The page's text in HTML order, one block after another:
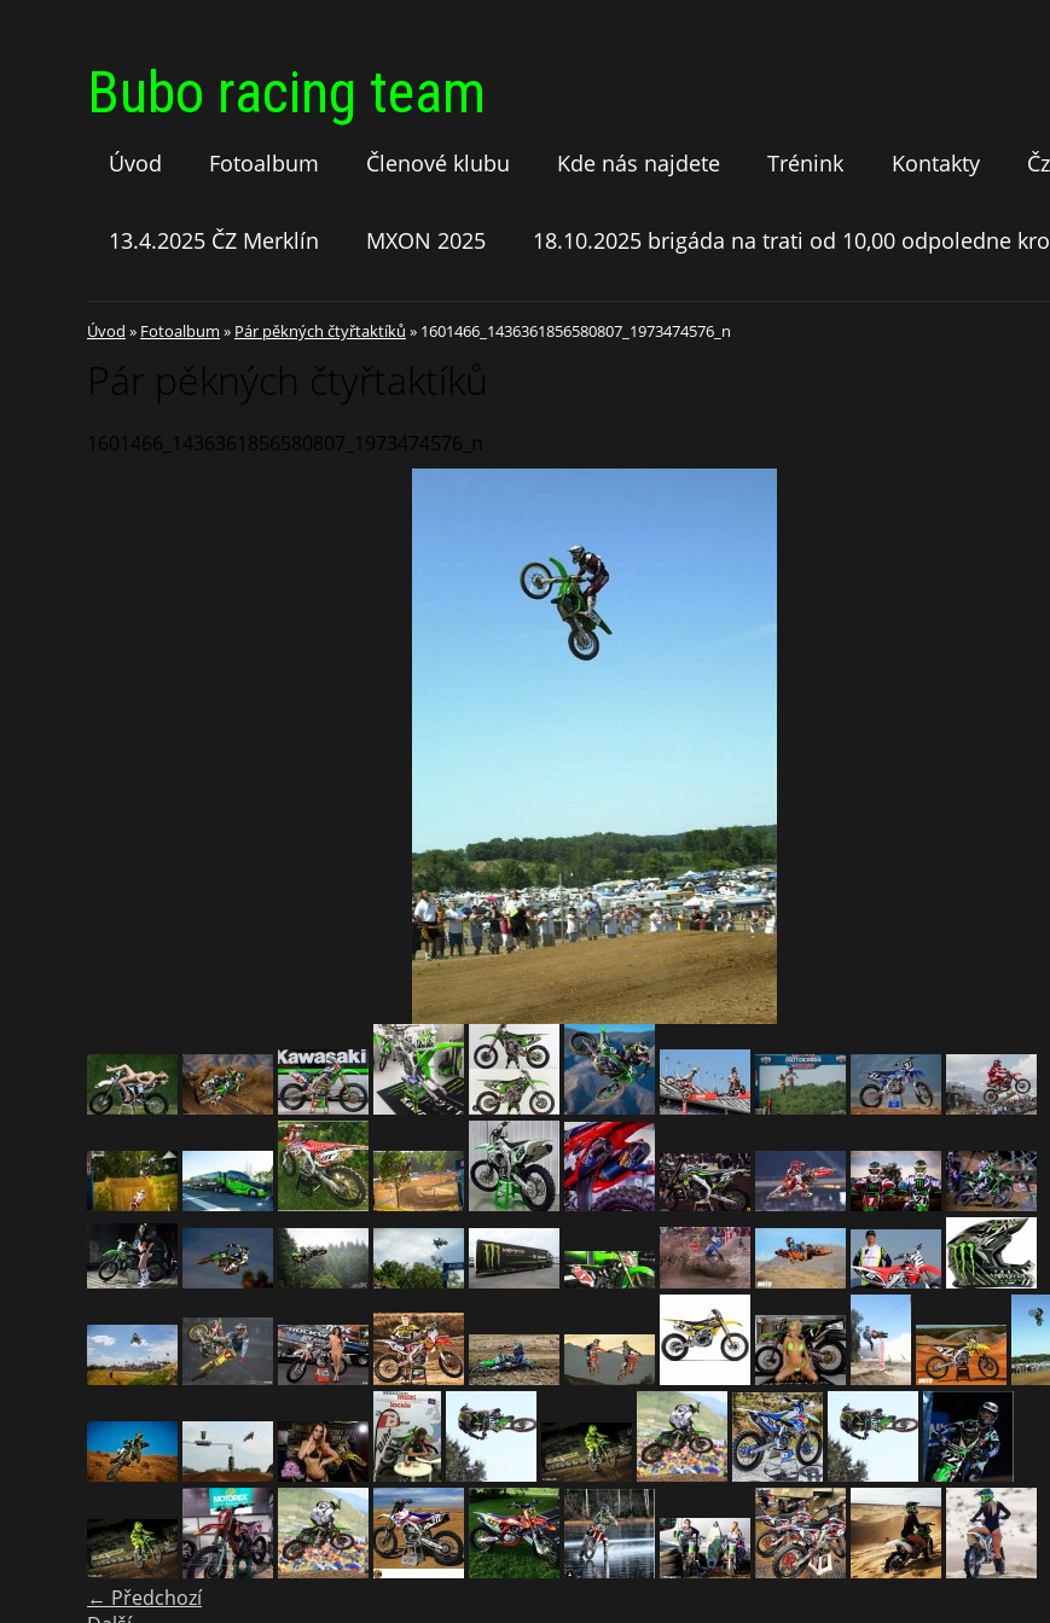
Bubo racing team
Úvod Fotoalbum Členové klubu Kde nás najdete Trénink Kontakty
13.4.2025 ČZ Merklín MXON 2025 18.10.2025 brigáda na trati od 10,00 odpoledne
Úvod » Fotoalbum » Pár pěkných čtyřtaktíků » 1601466_1436361856580807_1973474576_n
Pár pěkných čtyřtaktíků
1601466_1436361856580807_1973474576_n
← Předchozí